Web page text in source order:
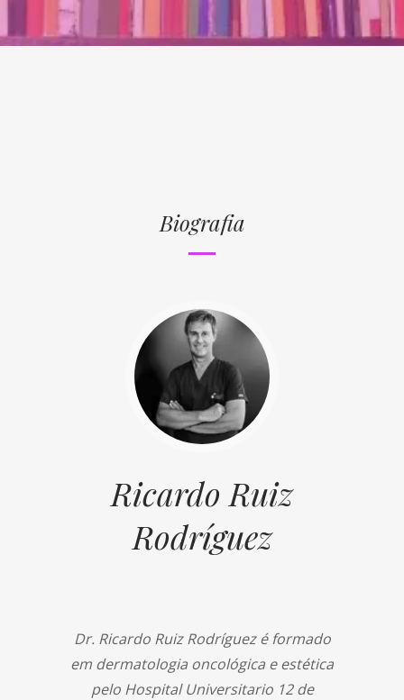
Biografia
Ricardo Ruiz
Rodríguez
Dr. Ricardo Ruiz Rodríguez é formado
em dermatologia oncológica e estética
pelo Hospital Universitario 12 de